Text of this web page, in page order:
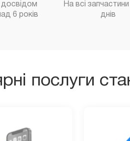
6 років
На всі
днів
послуги